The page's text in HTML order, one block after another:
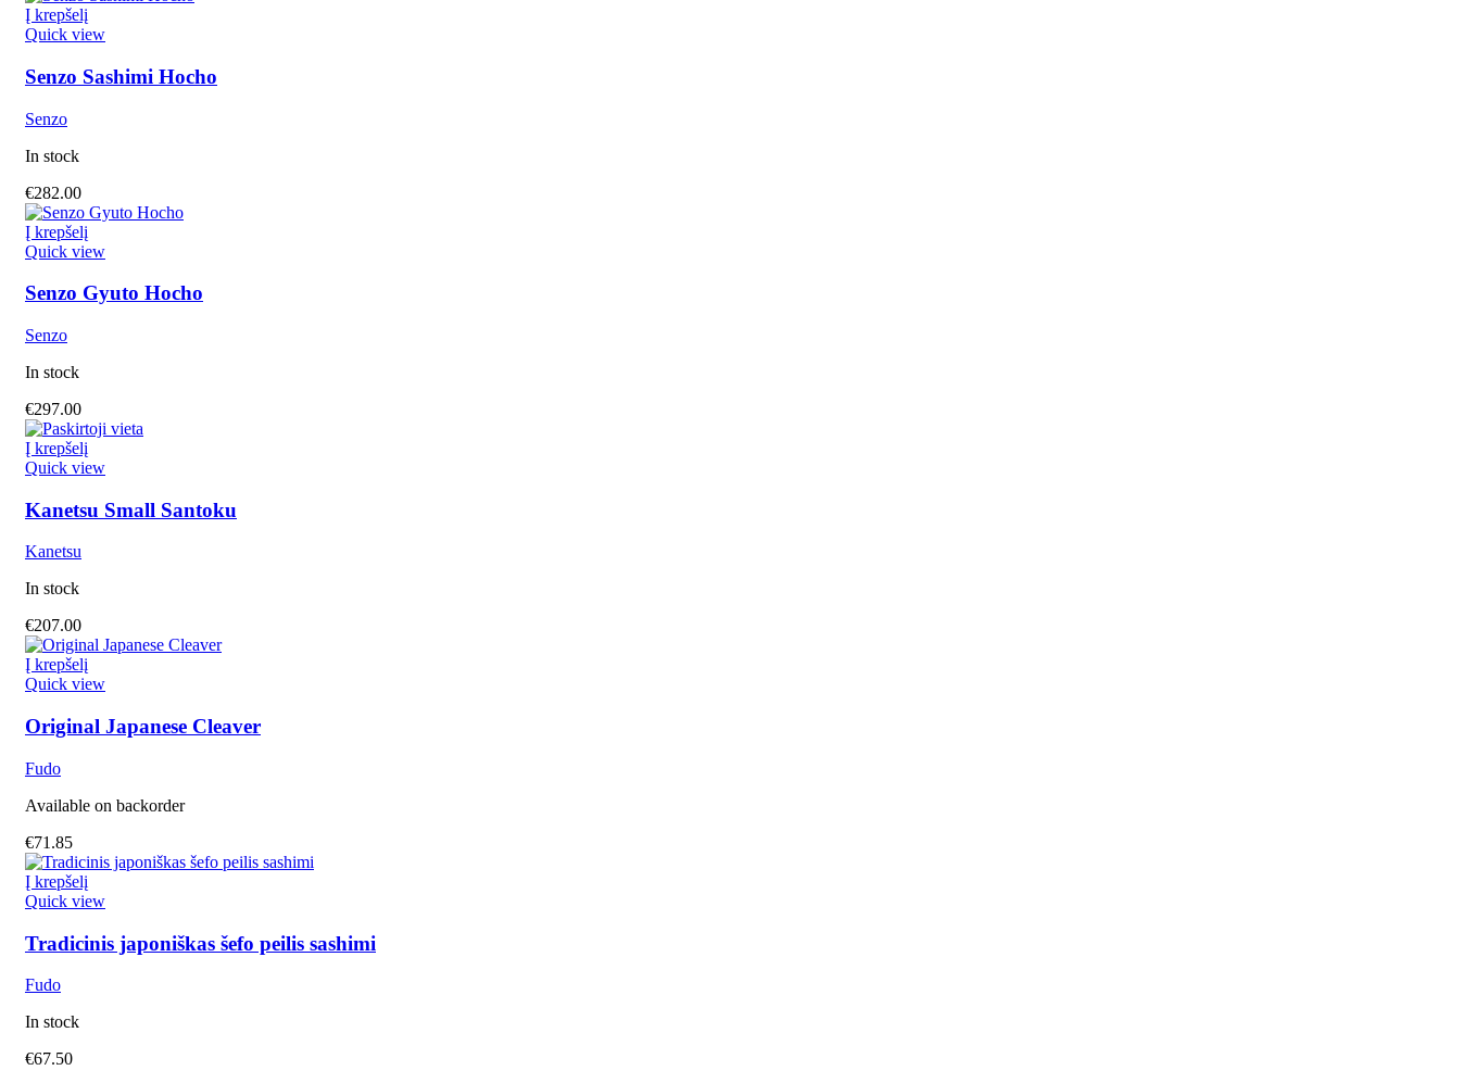
Į krepšelį
Quick view
Senzo Sashimi Hocho
Senzo
In stock
€282.00
Į krepšelį
Quick view
Senzo Gyuto Hocho
Senzo
In stock
€297.00
Į krepšelį
Quick view
Kanetsu Small Santoku
Kanetsu
In stock
€207.00
Į krepšelį
Quick view
Original Japanese Cleaver
Fudo
Available on backorder
€71.85
Į krepšelį
Quick view
Tradicinis japoniškas šefo peilis sashimi
Fudo
In stock
€67.50